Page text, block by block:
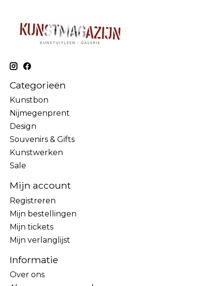
Categorieën
Kunstbon
Nijmegenprent
Design
Souvenirs & Gifts
Kunstwerken
Sale
Mijn account
Registreren
Mijn bestellingen
Mijn tickets
Mijn verlanglijst
Informatie
Over ons